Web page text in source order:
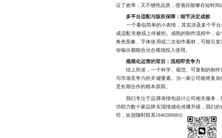
证了效率，又不牺牲品质，使项目能够在短时间
多平台适配与版权保障：细节决定成败
一个看似简单的小表情，其实涉及多个平台
成适配失败或上传被拒。成熟的制作流程中，
角色形象、字体使用或二次创作素材，可能引
份输出都能合法合规地投入使用。
规模化运营的背后：流程即竞争力
综上所述，一个科学、规范、可复制的制作
与市场竞争力的关键要素。当一家公司能将复
意长期合作的根本原因。
我们专注于品牌表情包设计公司相关服务，
功助力数十家品牌实现情感化传播升级，我们
司，欢迎随时联系18402890810